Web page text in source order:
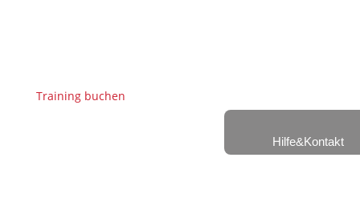
Training buchen
Hilfe&Kontakt